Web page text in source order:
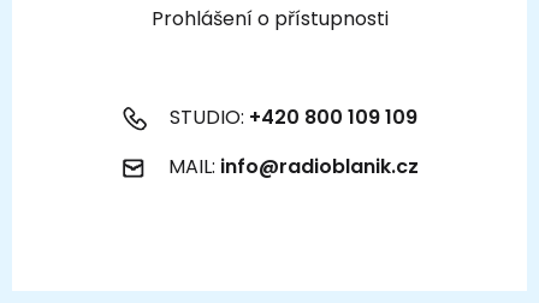
Prohlášení o přístupnosti
STUDIO: +420 800 109 109
MAIL: info@radioblanik.cz